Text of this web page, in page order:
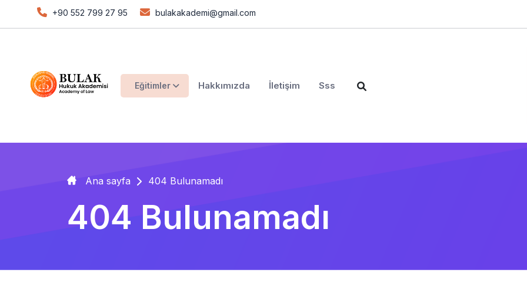
+90 552 799 27 95 bulakakademi@gmail.com
Eğitimler Hakkımızda İletişim Sss
Ana sayfa 404 Bulunamadı
404 Bulunamadı